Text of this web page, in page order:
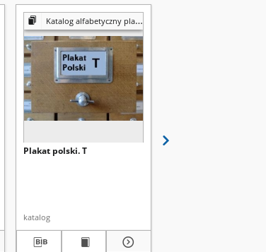
Katalog alfabetyczny plakatów
Plakat polski. T
katalog